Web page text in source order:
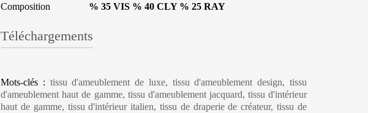
Composition
% 35 VIS % 40 CLY % 25 RAY
Téléchargements
Mots-clés : tissu d'ameublement de luxe, tissu d'ameublement design, tissu
d'ameublement haut de gamme, tissu d'ameublement jacquard, tissu d'intérieur
haut de gamme, tissu d'intérieur italien, tissu de draperie de créateur, tissu de